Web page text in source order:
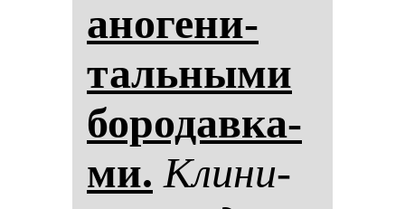
ано­ге­ни­
таль­ны­ми
бо­ро­дав­ка­
ми. Кли­ни­